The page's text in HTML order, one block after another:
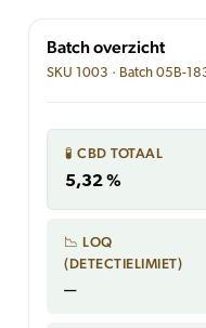
Batch overzicht
SKU 1003 · Batch 05B-
🧪 CBD TOTAAL
5,32 %
📉 LOQ
(DETECTIELIMIET)
—